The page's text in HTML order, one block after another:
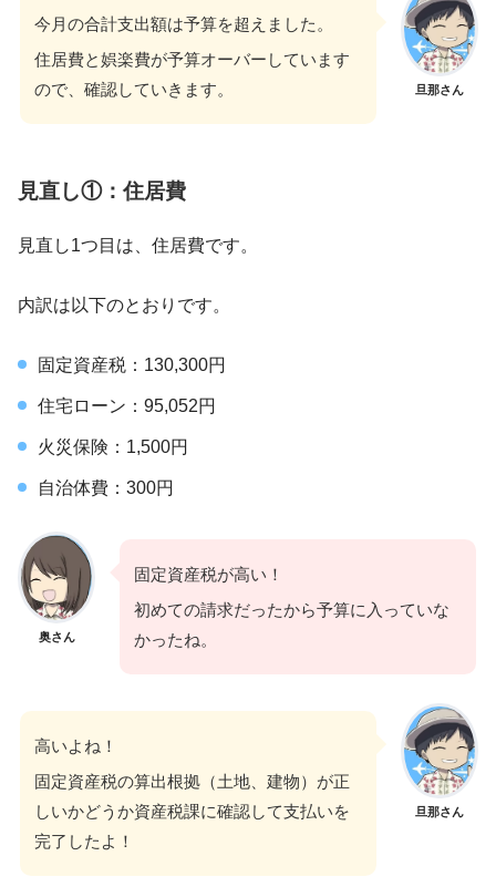
旦那さん
今月の合計支出額は予算を超えました。
住居費と娯楽費が予算オーバーしています
ので、確認していきます。
見直し①：住居費
見直し1つ目は、住居費です。
内訳は以下のとおりです。
固定資産税：130,300円
住宅ローン：95,052円
火災保険：1,500円
自治体費：300円
奥さん
固定資産税が高い！
初めての請求だったから予算に入っていな
かったね。
旦那さん
高いよね！
固定資産税の算出根拠（土地、建物）が正
しいかどうか資産税課に確認して支払いを
完了したよ！